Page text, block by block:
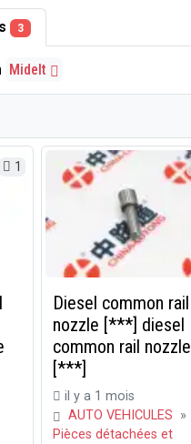
3
Midelt
1
Diesel common rail
nozzle [***] diesel
common rail nozzle
[***]
il y a 1 mois
AUTO VEHICULES »
Pièces détachées et